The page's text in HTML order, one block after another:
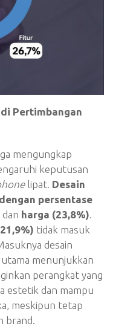
Pertimbangan
mengungkap
keputusan
lipat. Desain
persentase
dan harga (23,8%).
tidak masuk
desain
menunjukkan
perangkat yang
estetik dan mampu
meskipun tetap
brand.